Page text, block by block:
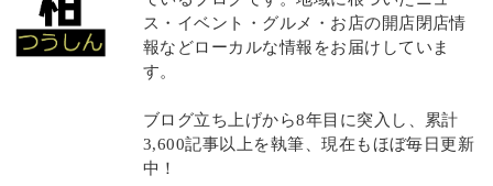
ス・イベント・グルメ・お店の開店閉店情
報などローカルな情報をお届けしていま
す。
ブログ立ち上げから8年目に突入し、累計
3,600記事以上を執筆、現在もほぼ毎日更新
中！